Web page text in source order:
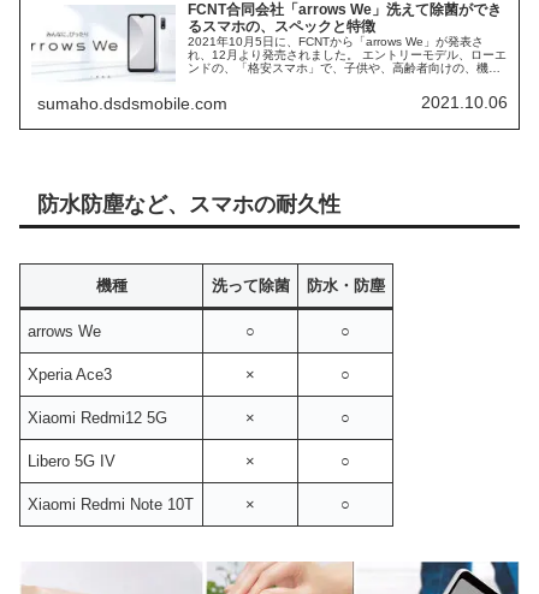
FCNT合同会社「arrows We」洗えて除菌ができ
るスマホの、スペックと特徴
2021年10月5日に、FCNTから「arrows We」が発表さ
れ、12月より発売されました。 エントリーモデル、ローエ
ンドの、「格安スマホ」で、子供や、高齢者向けの、機能
FCNT「arrows We」の、スペックや、特徴をまとめていき
ます。
sumaho.dsdsmobile.com 2021.10.06
防水防塵など、スマホの耐久性
機種 洗って除菌 防水・防塵
arrows We ○ ○
Xperia Ace3 × ○
Xiaomi Redmi12 5G × ○
Libero 5G IV × ○
Xiaomi Redmi Note 10T × ○